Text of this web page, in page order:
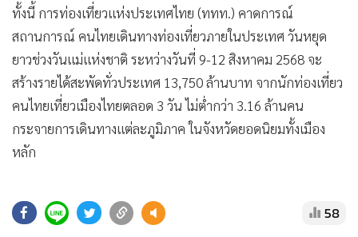
• MGR Live
• Infographic
• การเมือง
• ท่องเที่ยว
• กีฬา
• ต่างประเทศ
• Special Scoop
• จีน
• ชุมชน-คุณภาพชีวิต
ทั้งนี้ การท่องเที่ยวแห่งประเทศไทย (ททท.) คาดการณ์
สถานการณ์ คนไทยเดินทางท่องเที่ยวภายในประเทศ วันหยุด
ยาวช่วงวันแม่แห่งชาติ ระหว่างวันที่ 9-12 สิงหาคม 2568 จะ
สร้างรายได้สะพัดทั่วประเทศ 13,750 ล้านบาท จากนักท่องเที่ยว
คนไทยเที่ยวเมืองไทยตลอด 3 วัน ไม่ต่ำกว่า 3.16 ล้านคน
กระจายการเดินทางแต่ละภูมิภาค ในจังหวัดยอดนิยมทั้งเมือง
หลัก
58